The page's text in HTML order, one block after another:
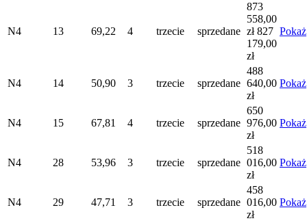
N4 13 69,22 4 trzecie sprzedane
873
558,00
zł827
179,00
zł
Pokaż
N4 14 50,90 3 trzecie sprzedane
488
640,00
zł
Pokaż
N4 15 67,81 4 trzecie sprzedane
650
976,00
zł
Pokaż
N4 28 53,96 3 trzecie sprzedane
518
016,00
zł
Pokaż
N4 29 47,71 3 trzecie sprzedane
458
016,00
zł
Pokaż